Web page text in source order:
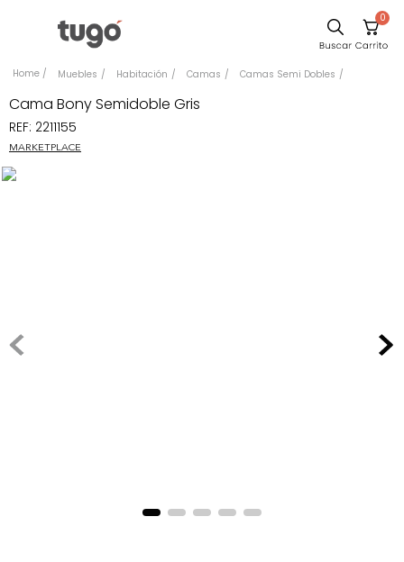
0
Muebles Habitación Camas Camas Semi Dobles
Cama Bony Semidoble Gris
REF: 2211155
MARKETPLACE
Comedor
Escritorio